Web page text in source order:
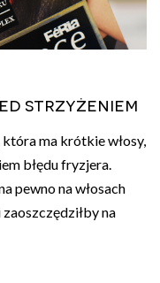
strzyżeniem
ma krótkie włosy,
błędu fryzjera.
pewno na włosach
na